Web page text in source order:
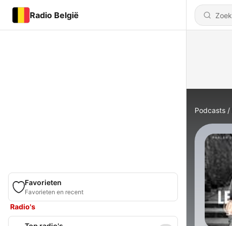
Radio België
Favorieten
Favorieten en recent
Radio's
Podcasts